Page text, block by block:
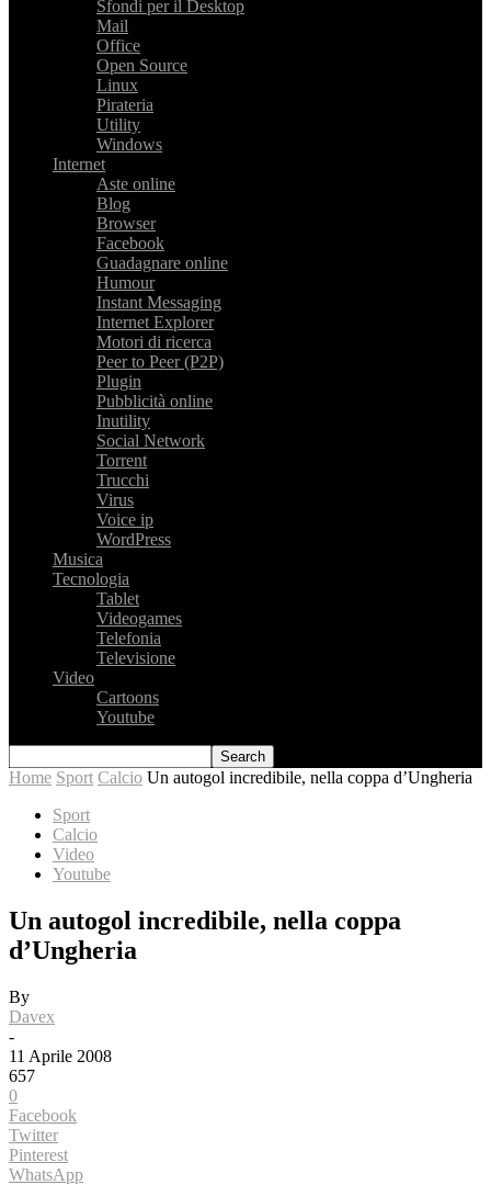
Sfondi per il Desktop
Mail
Office
Open Source
Linux
Pirateria
Utility
Windows
Internet
Aste online
Blog
Browser
Facebook
Guadagnare online
Humour
Instant Messaging
Internet Explorer
Motori di ricerca
Peer to Peer (P2P)
Plugin
Pubblicità online
Inutility
Social Network
Torrent
Trucchi
Virus
Voice ip
WordPress
Musica
Tecnologia
Tablet
Videogames
Telefonia
Televisione
Video
Cartoons
Youtube
Home Sport Calcio Un autogol incredibile, nella coppa d’Ungheria
Sport
Calcio
Video
Youtube
Un autogol incredibile, nella coppa
d’Ungheria
By
Davex
-
11 Aprile 2008
657
0
Facebook
Twitter
Pinterest
WhatsApp